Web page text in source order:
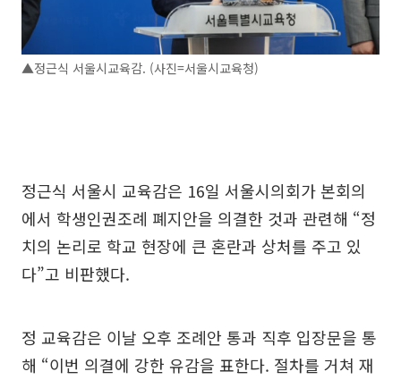
▲정근식 서울시교육감. (사진=서울시교육청)
정근식 서울시 교육감은 16일 서울시의회가 본회의
에서 학생인권조례 폐지안을 의결한 것과 관련해 “정
치의 논리로 학교 현장에 큰 혼란과 상처를 주고 있
다”고 비판했다.
정 교육감은 이날 오후 조례안 통과 직후 입장문을 통
해 “이번 의결에 강한 유감을 표한다. 절차를 거쳐 재